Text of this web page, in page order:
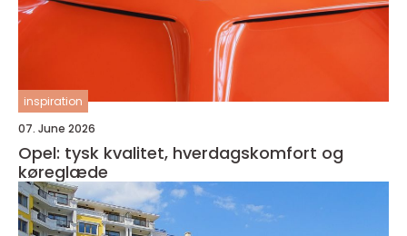
inspiration
07. June 2026
Opel: tysk kvalitet, hverdagskomfort og
køreglæde